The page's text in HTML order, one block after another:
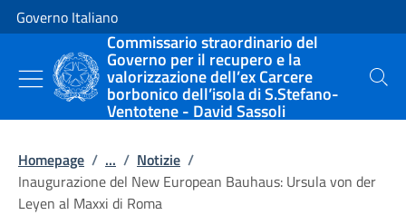
Vai al contenuto
Vai alla navigazione del sito
Governo Italiano
Commissario straordinario del
Governo per il recupero e la
valorizzazione dell’ex Carcere
borbonico dell’isola di S.Stefano-
Ventotene - David Sassoli
Cerca
Homepage / ... / Notizie /
Inaugurazione del New European Bauhaus: Ursula von der
Leyen al Maxxi di Roma